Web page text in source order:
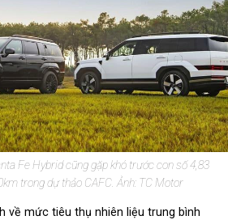
Fe Hybrid cũng gặp khó trước con số 4,83
trong dự thảo CAFC. Ảnh: TC Motor
về mức tiêu thụ nhiên liệu trung bình